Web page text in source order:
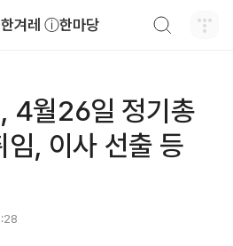
겨레 ⓘ한마당
4월26일 정기총
임, 이사 선출 등